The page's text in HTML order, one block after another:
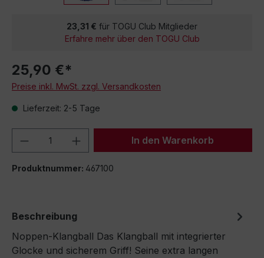
23,31 € für TOGU Club Mitglieder
Erfahre mehr über den TOGU Club
25,90 €*
Preise inkl. MwSt. zzgl. Versandkosten
Lieferzeit: 2-5 Tage
Produkt Anzahl: Gib denIn den Warenkorb
Produktnummer: 467100
Beschreibung
Noppen-Klangball Das Klangball mit integrierter
Glocke und sicherem Griff! Seine extra langen